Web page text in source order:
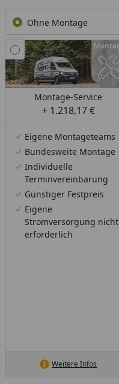
Ohne Montage
Montage-Service
+ 1.218,17 €
Eigene Montageteams
Bundesweite Montage
Individuelle
Terminvereinbarung
Günstiger Festpreis
Eigene
Stromversorgung nicht
erforderlich
Weitere Infos